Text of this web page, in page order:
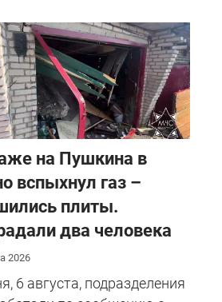
на Пушкина в
вспыхнул газ –
плиты.
два человека
2026
6 августа, подразделения